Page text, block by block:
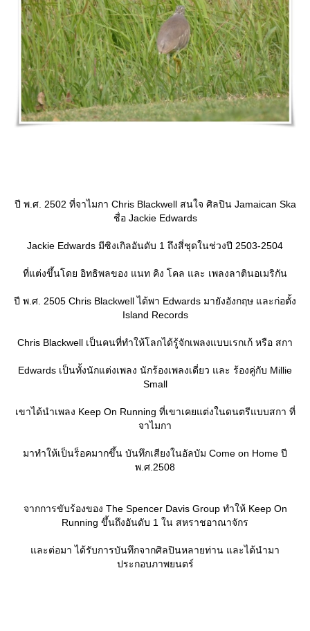
ปี พ.ศ. 2502 ที่จาไมกา Chris Blackwell สนใจ ศิลปิน Jamaican Ska
ชื่อ Jackie Edwards
Jackie Edwards มีซิงเกิลอันดับ 1 ถึงสี่ชุดในช่วงปี 2503-2504
ที่แต่งขึ้นโดย อิทธิพลของ แนท คิง โคล และ เพลงลาตินอเมริกัน
ปี พ.ศ. 2505 Chris Blackwell ได้พา Edwards มายังอังกฤษ และก่อตั้ง
Island Records
Chris Blackwell เป็นคนที่ทำให้โลกได้รู้จักเพลงแบบเรกเก้ หรือ สกา
Edwards เป็นทั้งนักแต่งเพลง นักร้องเพลงเดี่ยว และ ร้องคู่กับ Millie
Small
เขาได้นำเพลง Keep On Running ที่เขาเคยแต่งในดนตรีแบบสกา ที่
จาไมกา
มาทำให้เป็นร็อคมากขึ้น บันทึกเสียงในอัลบัม Come on Home ปี
พ.ศ.2508
จากการขับร้องของ The Spencer Davis Group ทำให้ Keep On
Running ขึ้นถึงอันดับ 1 ใน สหราชอาณาจักร
ละต่อมา ได้รับการบันทึกจากศิลปินหลายท่าน และได้นำมา
ประกอบภาพยนตร์